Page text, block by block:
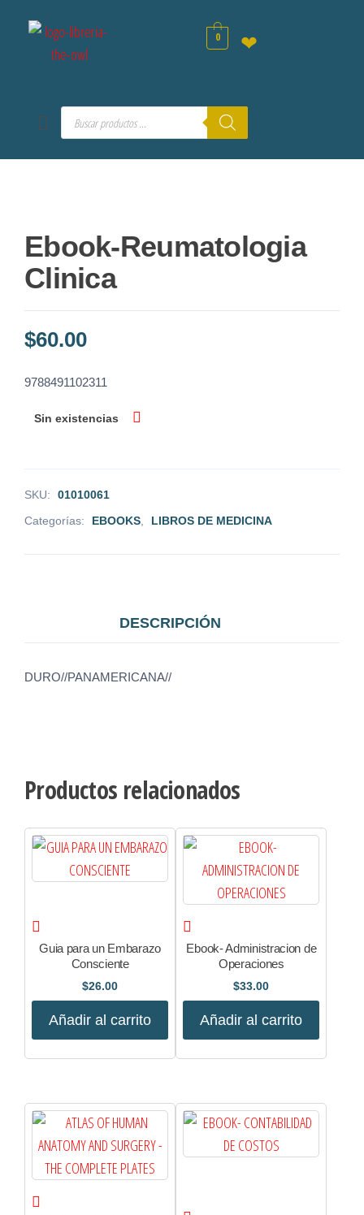
0 ❤
Ebook-Reumatologia
Clinica
$60.00
9788491102311
Sin existencias
SKU:
01010061
Categorías:
EBOOKS LIBROS DE MEDICINA
DESCRIPCIÓN
DURO//PANAMERICANA//
Productos relacionados
Guia para un Embarazo
Consciente
$26.00
Añadir al carrito
Ebook- Administracion de
Operaciones
$33.00
Añadir al carrito